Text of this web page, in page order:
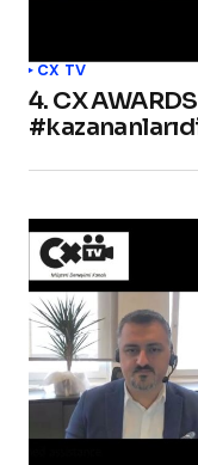
CX TV
4. CX